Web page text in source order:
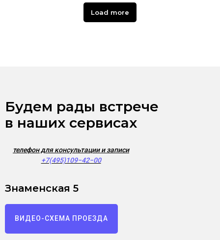
Load more
Будем рады встрече
в наших сервисах
телефон для консультации и записи
+7(495)109−42−00
Знаменская 5
ВИДЕО-СХЕМА ПРОЕЗДА